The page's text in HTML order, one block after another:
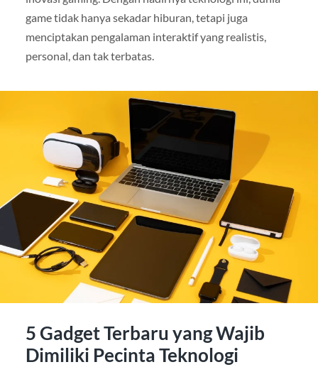
game tidak hanya sekadar hiburan, tetapi juga
menciptakan pengalaman interaktif yang realistis,
personal, dan tak terbatas.
5 Gadget Terbaru yang Wajib
Dimiliki Pecinta Teknologi